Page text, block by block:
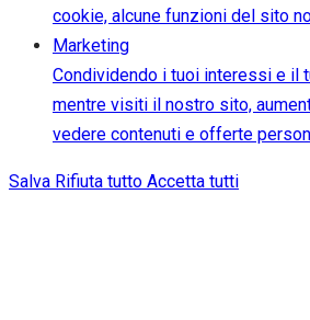
cookie, alcune funzioni del sito
Marketing
Condividendo i tuoi interessi e il
mentre visiti il nostro sito,
vedere contenuti e offerte
Salva Rifiuta tutto Accetta tutti